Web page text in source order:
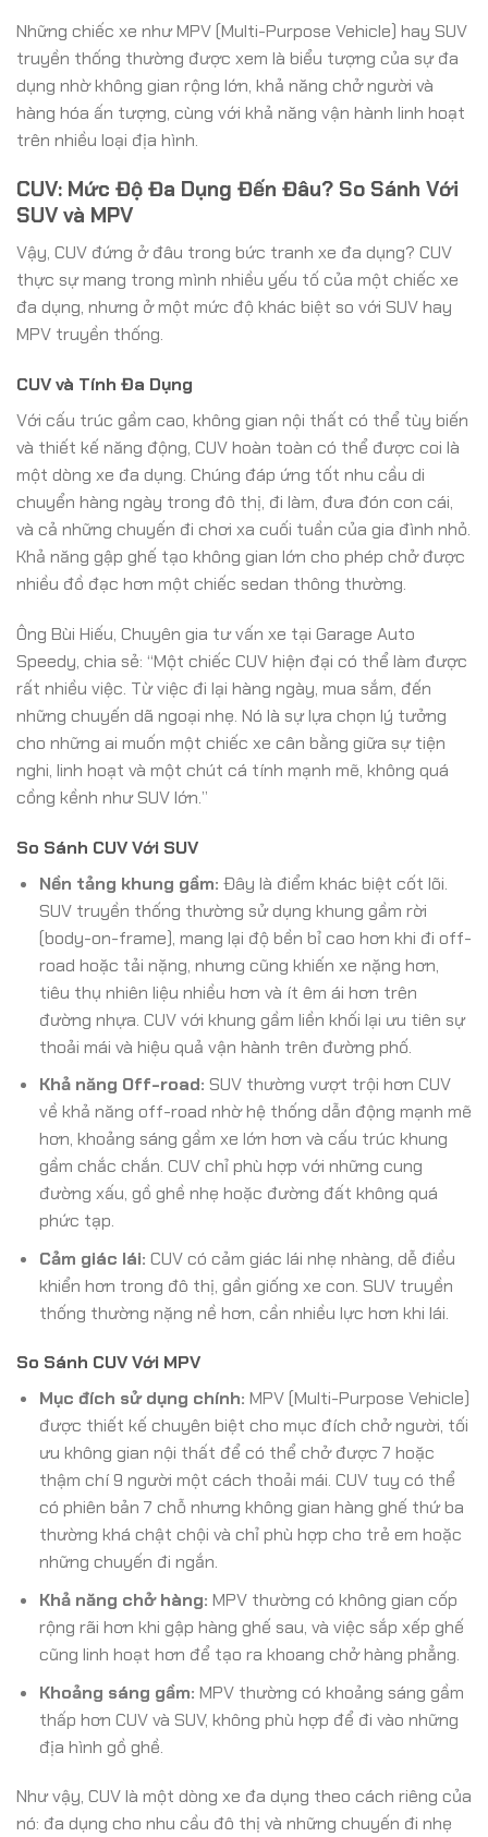
Những chiếc xe như MPV (Multi-Purpose Vehicle) hay SUV
truyền thống thường được xem là biểu tượng của sự đa
dụng nhờ không gian rộng lớn, khả năng chở người và
hàng hóa ấn tượng, cùng với khả năng vận hành linh hoạt
trên nhiều loại địa hình.
CUV: Mức Độ Đa Dụng Đến Đâu? So Sánh Với
SUV và MPV
Vậy, CUV đứng ở đâu trong bức tranh xe đa dụng? CUV
thực sự mang trong mình nhiều yếu tố của một chiếc xe
đa dụng, nhưng ở một mức độ khác biệt so với SUV hay
MPV truyền thống.
CUV và Tính Đa Dụng
Với cấu trúc gầm cao, không gian nội thất có thể tùy biến
và thiết kế năng động, CUV hoàn toàn có thể được coi là
một dòng xe đa dụng. Chúng đáp ứng tốt nhu cầu di
chuyển hàng ngày trong đô thị, đi làm, đưa đón con cái,
và cả những chuyến đi chơi xa cuối tuần của gia đình nhỏ.
Khả năng gập ghế tạo không gian lớn cho phép chở được
nhiều đồ đạc hơn một chiếc sedan thông thường.
Ông Bùi Hiếu, Chuyên gia tư vấn xe tại Garage Auto
Speedy, chia sẻ: “Một chiếc CUV hiện đại có thể làm được
rất nhiều việc. Từ việc đi lại hàng ngày, mua sắm, đến
những chuyến dã ngoại nhẹ. Nó là sự lựa chọn lý tưởng
cho những ai muốn một chiếc xe cân bằng giữa sự tiện
nghi, linh hoạt và một chút cá tính mạnh mẽ, không quá
cồng kềnh như SUV lớn.”
So Sánh CUV Với SUV
Nền tảng khung gầm: Đây là điểm khác biệt cốt lõi.
SUV truyền thống thường sử dụng khung gầm rời
(body-on-frame), mang lại độ bền bỉ cao hơn khi đi off-
road hoặc tải nặng, nhưng cũng khiến xe nặng hơn,
tiêu thụ nhiên liệu nhiều hơn và ít êm ái hơn trên
đường nhựa. CUV với khung gầm liền khối lại ưu tiên sự
thoải mái và hiệu quả vận hành trên đường phố.
Khả năng Off-road: SUV thường vượt trội hơn CUV
về khả năng off-road nhờ hệ thống dẫn động mạnh mẽ
hơn, khoảng sáng gầm xe lớn hơn và cấu trúc khung
gầm chắc chắn. CUV chỉ phù hợp với những cung
đường xấu, gồ ghề nhẹ hoặc đường đất không quá
phức tạp.
Cảm giác lái: CUV có cảm giác lái nhẹ nhàng, dễ điều
khiển hơn trong đô thị, gần giống xe con. SUV truyền
thống thường nặng nề hơn, cần nhiều lực hơn khi lái.
So Sánh CUV Với MPV
Mục đích sử dụng chính: MPV (Multi-Purpose Vehicle)
được thiết kế chuyên biệt cho mục đích chở người, tối
ưu không gian nội thất để có thể chở được 7 hoặc
thậm chí 9 người một cách thoải mái. CUV tuy có thể
có phiên bản 7 chỗ nhưng không gian hàng ghế thứ ba
thường khá chật chội và chỉ phù hợp cho trẻ em hoặc
những chuyến đi ngắn.
Khả năng chở hàng: MPV thường có không gian cốp
rộng rãi hơn khi gập hàng ghế sau, và việc sắp xếp ghế
cũng linh hoạt hơn để tạo ra khoang chở hàng phẳng.
Khoảng sáng gầm: MPV thường có khoảng sáng gầm
thấp hơn CUV và SUV, không phù hợp để đi vào những
địa hình gồ ghề.
Như vậy, CUV là một dòng xe đa dụng theo cách riêng của
nó: đa dụng cho nhu cầu đô thị và những chuyến đi nhẹ